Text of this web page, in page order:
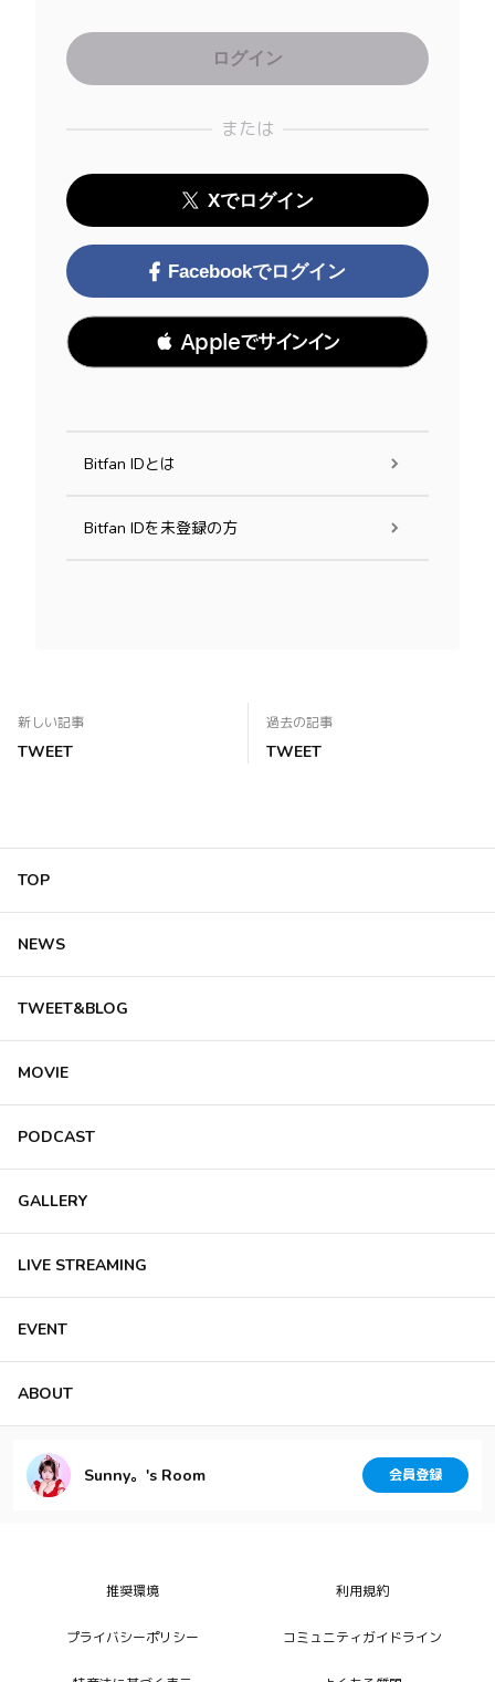
または
Xでログイン
Facebookでログイン
 Appleでサインイン
Bitfan IDとは
Bitfan IDを未登録の方
新しい記事
TWEET
過去の記事
TWEET
TOP
NEWS
TWEET&BLOG
MOVIE
PODCAST
GALLERY
LIVE STREAMING
EVENT
ABOUT
Sunny。's Room 会員登録
推奨環境 利用規約
プライバシーポリシー コミュニティガイドライン